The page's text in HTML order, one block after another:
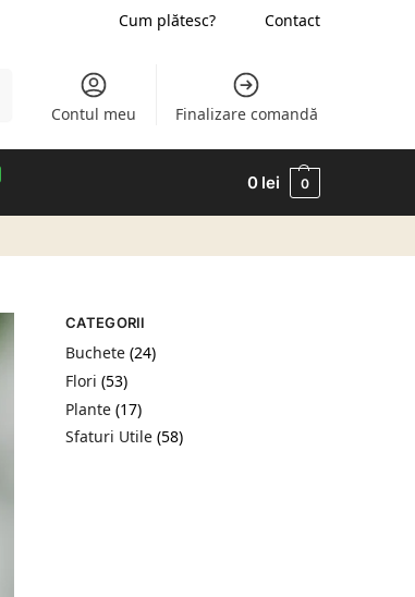
Cum plătesc? Contact
Contul meu Finalizare comandă
0 lei 0
CATEGORII
Buchete (24)
Flori (53)
Plante (17)
Sfaturi Utile (58)